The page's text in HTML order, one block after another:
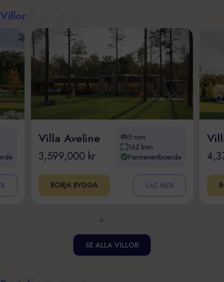
Villor
Villa Aveline
3,599,000 kr
5 rum
162 kvm
Permanentboende
BÖRJA BYGGA LÄS MER
SE ALLA VILLOR